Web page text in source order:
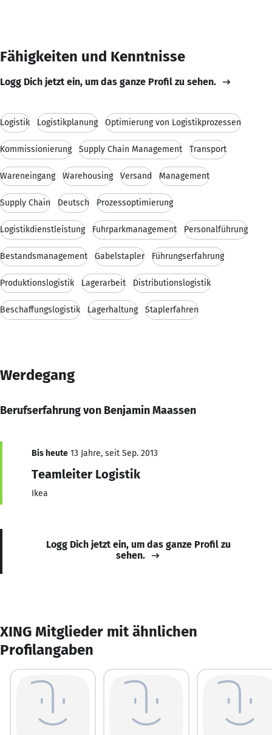
Fähigkeiten und Kenntnisse
Logg Dich jetzt ein, um das ganze Profil zu sehen.
Logistik Logistikplanung Optimierung von Logistikprozessen
Kommissionierung Supply Chain Management Transport
Wareneingang Warehousing Versand Management
Supply Chain Deutsch Prozessoptimierung
Logistikdienstleistung Fuhrparkmanagement Personalführung
Bestandsmanagement Gabelstapler Führungserfahrung
Produktionslogistik Lagerarbeit Distributionslogistik
Beschaffungslogistik Lagerhaltung Staplerfahren
Werdegang
Berufserfahrung von Benjamin Maassen
Bis heute 13 Jahre, seit Sep. 2013
Teamleiter Logistik
Ikea
Logg Dich jetzt ein, um das ganze Profil zu
sehen.
XING Mitglieder mit ähnlichen
Profilangaben